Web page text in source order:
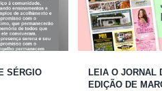
SÉRGIO
LEIA O JORNAL
EDIÇÃO DE